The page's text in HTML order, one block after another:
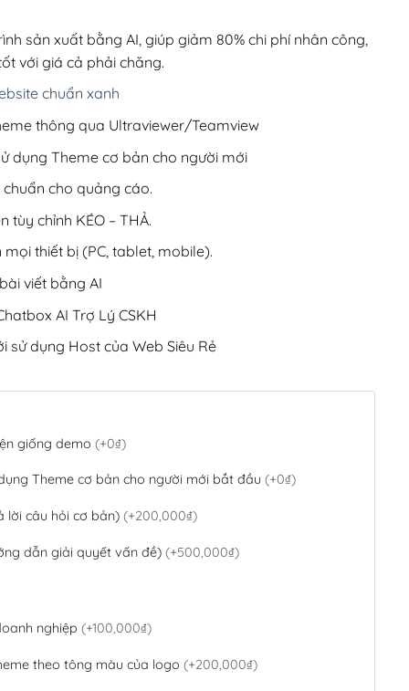
200,000₫.
sản xuất bằng AI, giúp giảm 80% chi phí nhân công,
với giá cả phải chăng.
chuẩn xanh
thông qua Ultraviewer/Teamview
dụng Theme cơ bản cho người mới
chuẩn cho quảng cáo.
tùy chỉnh KÉO – THẢ.
thiết bị (PC, tablet, mobile).
viết bằng AI
AI Trợ Lý CSKH
sử dụng Host của Web Siêu Rẻ
giống demo (+0₫)
Theme cơ bản cho người mới bắt đầu (+0₫)
lời câu hỏi cơ bản) (+200,000₫)
dẫn giải quyết vấn đề) (+500,000₫)
nghiệp (+100,000₫)
theo tông màu của logo (+200,000₫)